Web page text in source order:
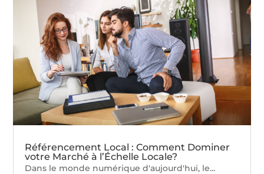
Référencement Local : Comment Dominer
votre Marché à l’Échelle Locale?
Dans le monde numérique d'aujourd'hui, le...